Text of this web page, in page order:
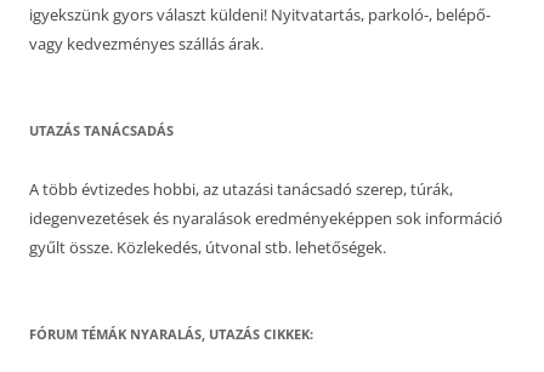
igyekszünk gyors választ küldeni! Nyitvatartás, parkoló-, belépő-
vagy kedvezményes szállás árak.
UTAZÁS TANÁCSADÁS
A több évtizedes hobbi, az utazási tanácsadó szerep, túrák,
idegenvezetések és nyaralások eredményeképpen sok információ
gyűlt össze. Közlekedés, útvonal stb. lehetőségek.
FÓRUM TÉMÁK NYARALÁS, UTAZÁS CIKKEK: